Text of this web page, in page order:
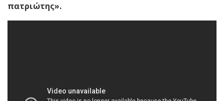
πατριώτης».